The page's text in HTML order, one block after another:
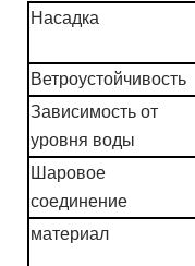
Насадка
Ветроустойчивость
Зависимость от
уровня воды
Шаровое
соединение
материал